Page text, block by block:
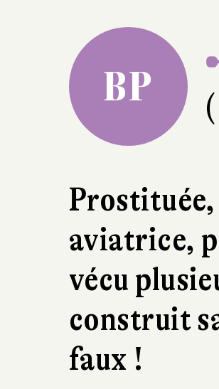
BP
aviatrice,
vécu
construit
faux !